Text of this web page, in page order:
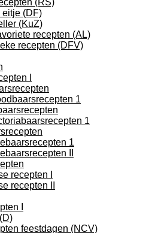
(RS)
(DF)
(KuZ)
recepten (AL)
recepten (DFV)
I
1
1
1
II
recepten I
recepten II
I
feestdagen (NCV)